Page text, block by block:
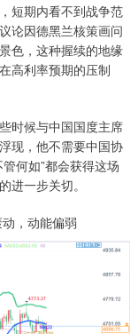
短期内看不到战争范
论因德黑兰核策画问
色，这种握续的地缘
高利率预期的压制
时候与中国国度主席
现，他不需要中国协
何如”都会获得这场
进一步关切。
，动能偏弱